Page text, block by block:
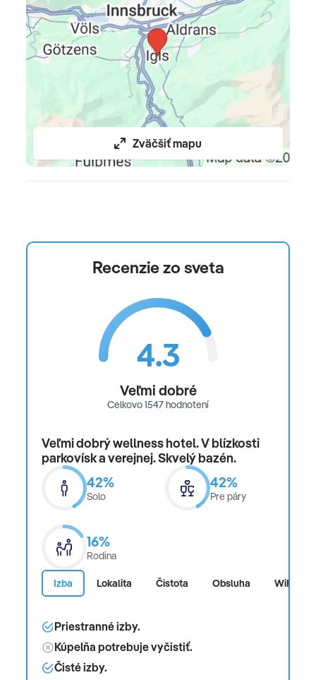
Zväčšiť mapu
Recenzie zo sveta
4.3
Veľmi dobré
Celkovo 1547 hodnotení
Veľmi dobrý wellness hotel. V blízkosti
parkovísk a verejnej. Skvelý bazén.
42%
Solo
42%
Pre páry
16%
Rodina
Izba Lokalita Čistota Obsluha WiFi
Priestranné izby.
Kúpelňa potrebuje vyčistiť.
Čisté izby.